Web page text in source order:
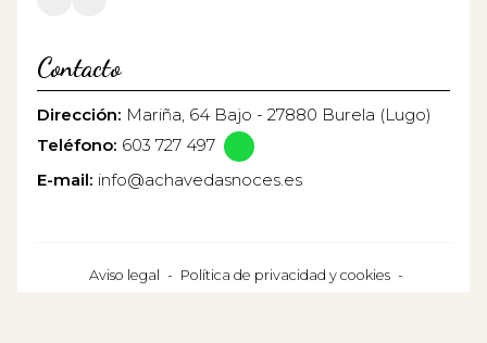
Contacto
Dirección: Mariña, 64 Bajo - 27880 Burela (Lugo)
Teléfono: 603 727 497
E-mail: info@achavedasnoces.es
Aviso legal - Política de privacidad y cookies -